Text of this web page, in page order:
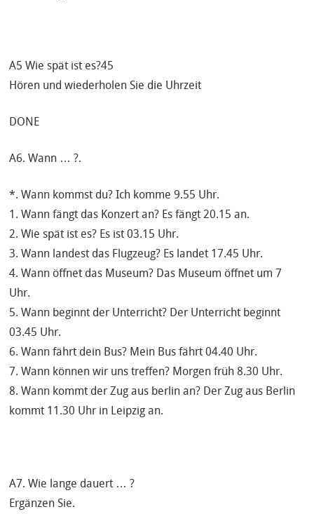
A5 Wie spät ist es?45
Hören und wiederholen Sie die Uhrzeit
DONE
A6. Wann … ?.
*. Wann kommst du? Ich komme 9.55 Uhr.
1. Wann fängt das Konzert an? Es fängt 20.15 an.
2. Wie spät ist es? Es ist 03.15 Uhr.
3. Wann landest das Flugzeug? Es landet 17.45 Uhr.
4. Wann öffnet das Museum? Das Museum öffnet um 7
Uhr.
5. Wann beginnt der Unterricht? Der Unterricht beginnt
03.45 Uhr.
6. Wann fährt dein Bus? Mein Bus fährt 04.40 Uhr.
7. Wann können wir uns treffen? Morgen früh 8.30 Uhr.
8. Wann kommt der Zug aus berlin an? Der Zug aus Berlin
kommt 11.30 Uhr in Leipzig an.
A7. Wie lange dauert … ?
Ergänzen Sie.